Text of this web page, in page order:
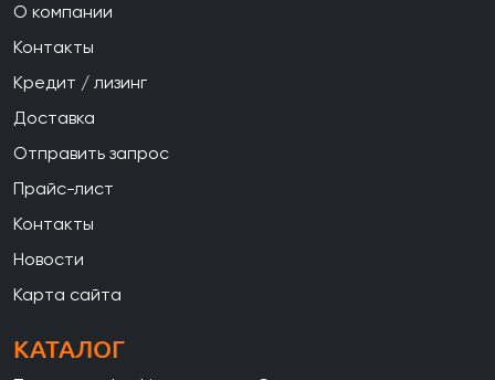
О компании
Контакты
Кредит / лизинг
Доставка
Отправить запрос
Прайс-лист
Контакты
Новости
Карта сайта
КАТАЛОГ